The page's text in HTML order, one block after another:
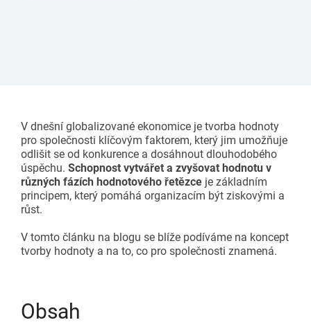
Stanice FIFO
PŘEHLED
V dnešní globalizované ekonomice je tvorba hodnoty
pro společnosti klíčovým faktorem, který jim umožňuje
odlišit se od konkurence a dosáhnout dlouhodobého
úspěchu. Schopnost vytvářet a zvyšovat hodnotu v
různých fázích hodnotového řetězce je základním
principem, který pomáhá organizacím být ziskovými a
růst.
V tomto článku na blogu se blíže podíváme na koncept
tvorby hodnoty a na to, co pro společnosti znamená.
Obsah